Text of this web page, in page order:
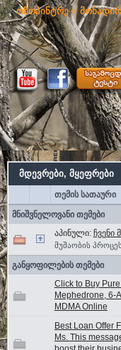
ოჩოპინტრე>
მდევრები, მყეფრები
თემის სათაური
მნიშვნელოვანი თემები
აპინული: ჩვენი
მუშაობის
განყოფილების თემები
Click to Buy
Mephedrone, 6-
MDMA Online
Best Loan Offer
Ms. This